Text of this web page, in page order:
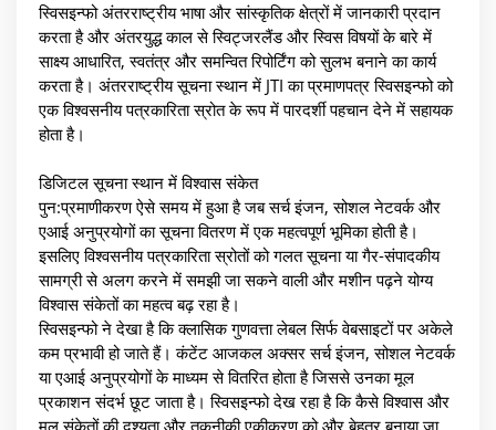
स्विसइन्फो अंतरराष्ट्रीय भाषा और सांस्कृतिक क्षेत्रों में जानकारी प्रदान
करता है और अंतरयुद्ध काल से स्विट्जरलैंड और स्विस विषयों के बारे में
साक्ष्य आधारित, स्वतंत्र और समन्वित रिपोर्टिंग को सुलभ बनाने का कार्य
करता है। अंतरराष्ट्रीय सूचना स्थान में JTI का प्रमाणपत्र स्विसइन्फो को
एक विश्वसनीय पत्रकारिता स्रोत के रूप में पारदर्शी पहचान देने में सहायक
होता है।
डिजिटल सूचना स्थान में विश्वास संकेत
पुन:प्रमाणीकरण ऐसे समय में हुआ है जब सर्च इंजन, सोशल नेटवर्क और
एआई अनुप्रयोगों का सूचना वितरण में एक महत्वपूर्ण भूमिका होती है।
इसलिए विश्वसनीय पत्रकारिता स्रोतों को गलत सूचना या गैर-संपादकीय
सामग्री से अलग करने में समझी जा सकने वाली और मशीन पढ़ने योग्य
विश्वास संकेतों का महत्व बढ़ रहा है।
स्विसइन्फो ने देखा है कि क्लासिक गुणवत्ता लेबल सिर्फ वेबसाइटों पर अकेले
कम प्रभावी हो जाते हैं। कंटेंट आजकल अक्सर सर्च इंजन, सोशल नेटवर्क
या एआई अनुप्रयोगों के माध्यम से वितरित होता है जिससे उनका मूल
प्रकाशन संदर्भ छूट जाता है। स्विसइन्फो देख रहा है कि कैसे विश्वास और